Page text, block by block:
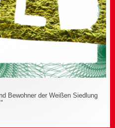
Bewohner der Weißen Siedlung